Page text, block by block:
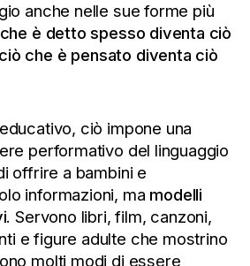
anche nelle sue forme più
è detto spesso diventa ciò
che è pensato diventa ciò
ciò impone una
performativo del linguaggio
offrire a bambini e
informazioni, ma modelli
. Servono libri, film, canzoni,
e figure adulte che mostrino
molti modi di essere